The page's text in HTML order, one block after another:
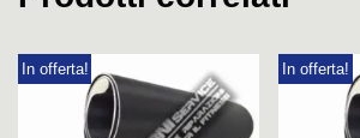
In offerta! In offerta!